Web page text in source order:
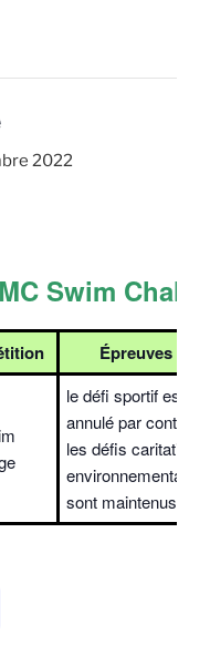
2022
MC Swim
Épreuves
le défi sportif est
annulé par contre
les défis caritatif et
environnemental
sont maintenus